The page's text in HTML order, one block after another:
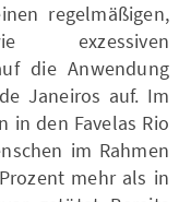
regelmäßigen,
exzessiven
die Anwendung
Janeiros auf. Im
in den Favelas Rio
im Rahmen
mehr als in